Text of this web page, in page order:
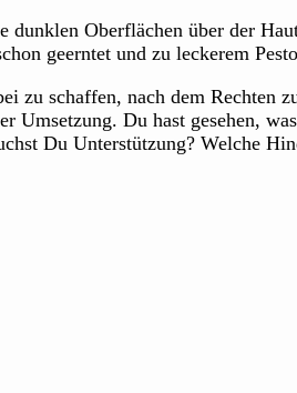
Oberflächen über der
geerntet und zu leckerem
zu schaffen, nach dem Rechten
Umsetzung. Du hast gesehen,
Du Unterstützung? Welche